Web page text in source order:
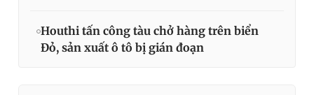
Houthi tấn công tàu chở hàng trên biển
Đỏ, sản xuất ô tô bị gián đoạn